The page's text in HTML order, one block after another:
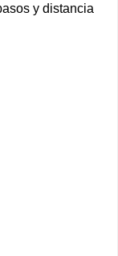
y distancia